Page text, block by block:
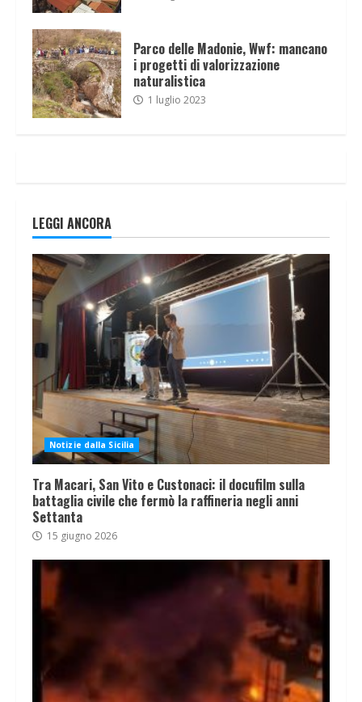
Parco delle Madonie, Wwf: mancano
i progetti di valorizzazione
naturalistica
1 luglio 2023
LEGGI ANCORA
Notizie dalla Sicilia
Tra Macari, San Vito e Custonaci: il docufilm sulla
battaglia civile che fermò la raffineria negli anni
Settanta
15 giugno 2026